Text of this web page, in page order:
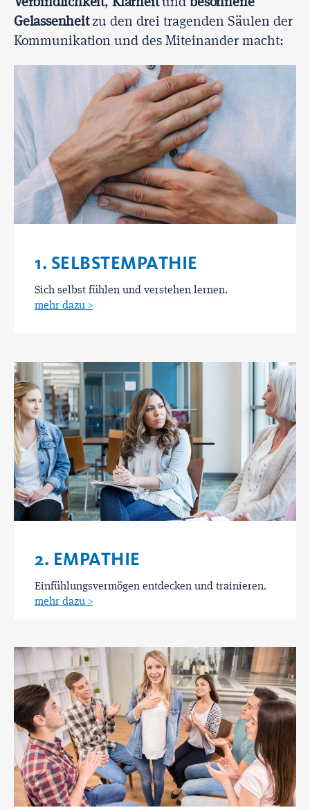
Gelassenheitzu den drei tragenden Säulen der
Kommunikation und des Miteinander macht:
1. SELBSTEMPATHIE
Sich selbst fühlen und verstehen lernen.
mehr dazu >
2. EMPATHIE
Einfühlungsvermögen entdecken und trainieren.
mehr dazu >